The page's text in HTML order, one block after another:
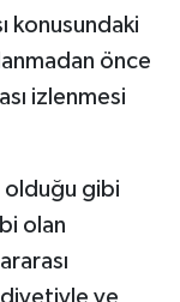
konusundaki
önce
izlenmesi
olduğu gibi
olan
ve